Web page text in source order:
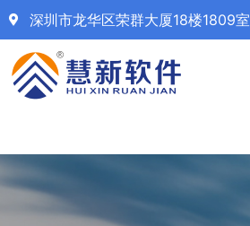
深圳市龙华区荣群大厦18楼1809室